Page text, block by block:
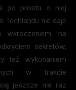
po prostu o niej
Techlandu nie daje
wkroczeniem na
sekretów,
też wykonaniem
w trakcie
jeszcze nie raz